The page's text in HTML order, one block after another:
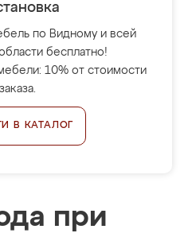
по Видному и всей
бесплатно!
10% от стоимости
заказа.
В КАТАЛОГ
при